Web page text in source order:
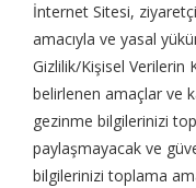
İnternet Sitesi,
amacıyla ve yasal
Gizlilik/Kişisel Verilerin
belirlenen amaçlar ve
gezinme bilgilerinizi
paylaşmayacak ve
bilgilerinizi toplama